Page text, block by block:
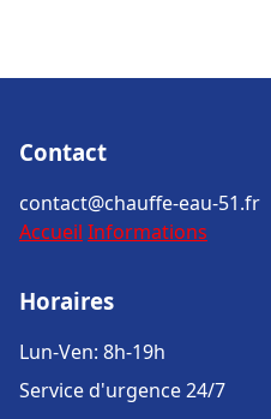
Contact
contact@chauffe-eau-51.fr
Accueil Informations
Horaires
Lun-Ven: 8h-19h
Service d'urgence 24/7